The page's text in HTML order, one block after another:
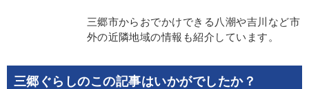
三郷市からおでかけできる八潮や吉川など市
外の近隣地域の情報も紹介しています。
三郷ぐらしのこの記事はいかがでしたか？